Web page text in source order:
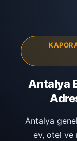
Antalya
Antalya
ev, otel ve